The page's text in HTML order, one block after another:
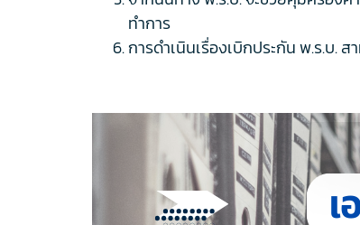
ทำการ
การดำเนินเรื่องเบิกประกัน พ.ร.บ. ส